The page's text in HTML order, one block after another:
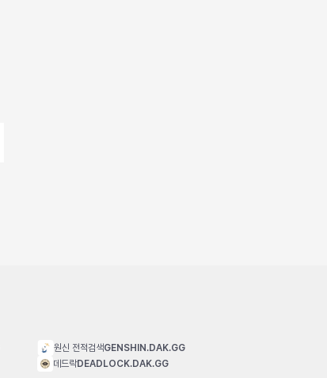
원신 전적검색GENSHIN.DAK.GG
데드락DEADLOCK.DAK.GG